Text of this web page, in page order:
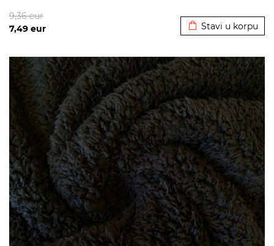
7,49 eur
9,36eur
Stavi u korpu